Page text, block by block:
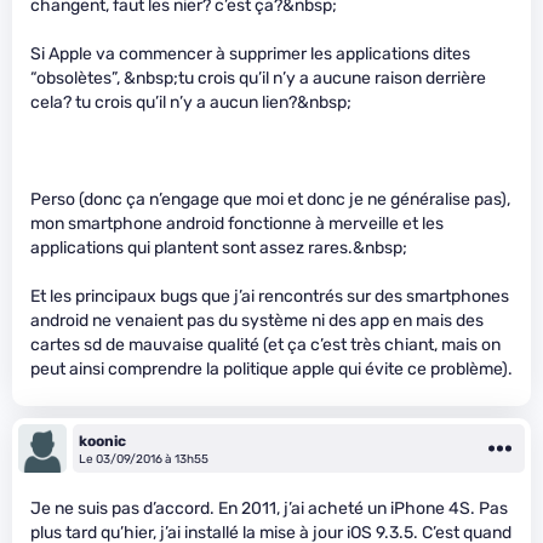
changent, faut les nier? c’est ça?&nbsp;
Si Apple va commencer à supprimer les applications dites
“obsolètes”, &nbsp;tu crois qu’il n’y a aucune raison derrière
cela? tu crois qu’il n’y a aucun lien?&nbsp;
Perso (donc ça n’engage que moi et donc je ne généralise pas),
mon smartphone android fonctionne à merveille et les
applications qui plantent sont assez rares.&nbsp;
Et les principaux bugs que j’ai rencontrés sur des smartphones
android ne venaient pas du système ni des app en mais des
cartes sd de mauvaise qualité (et ça c’est très chiant, mais on
peut ainsi comprendre la politique apple qui évite ce problème).
koonic
Le 03/09/2016 à 13h55
Je ne suis pas d’accord. En 2011, j’ai acheté un iPhone 4S. Pas
plus tard qu’hier, j’ai installé la mise à jour iOS 9.3.5. C’est quand